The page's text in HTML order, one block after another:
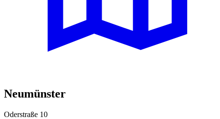
Neumünster
Oderstraße 10